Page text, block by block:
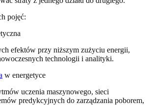
pojęć:
efektów przy niższym zużyciu energii,
technologii i analityki.
w energetyce
uczenia maszynowego, sieci
predykcyjnych do zarządzania poborem,